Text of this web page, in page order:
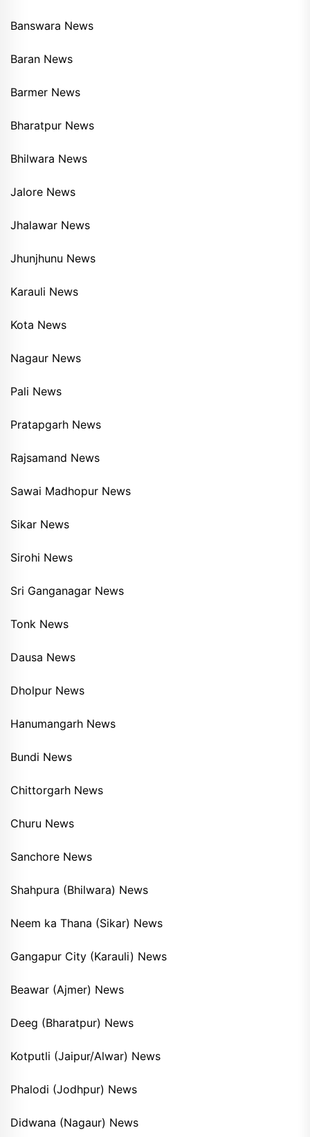
Banswara News
Baran News
Barmer News
Bharatpur News
Bhilwara News
Jalore News
Jhalawar News
Jhunjhunu News
Karauli News
Kota News
Nagaur News
Pali News
Pratapgarh News
Rajsamand News
Sawai Madhopur News
Sikar News
Sirohi News
Sri Ganganagar News
Tonk News
Dausa News
Dholpur News
Hanumangarh News
Bundi News
Chittorgarh News
Churu News
Sanchore News
Shahpura (Bhilwara) News
Neem ka Thana (Sikar) News
Gangapur City (Karauli) News
Beawar (Ajmer) News
Deeg (Bharatpur) News
Kotputli (Jaipur/Alwar) News
Phalodi (Jodhpur) News
Didwana (Nagaur) News